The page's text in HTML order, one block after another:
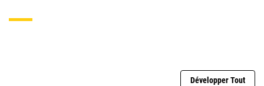
Développer Tout